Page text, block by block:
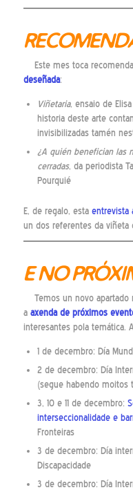
Este mes toca
deseñada:
Viñetaria, ensaio de
historia deste arte
invisibilizadas tamén
¿A quién benefician las
cerradas, da periodista
Pourquié
E, de regalo, esta entrevista
un dos referentes da viñeta
E NO
Temos un novo apartado
a axenda de próximos
interesantes pola temática.
1 de decembro: Día
2 de decembro: Día
(segue habendo moitos
3, 10 e 11 de decembro:
interseccionalidade e
Fronteiras
3 de decembro: Día
Discapacidade
3 de decembro: Día